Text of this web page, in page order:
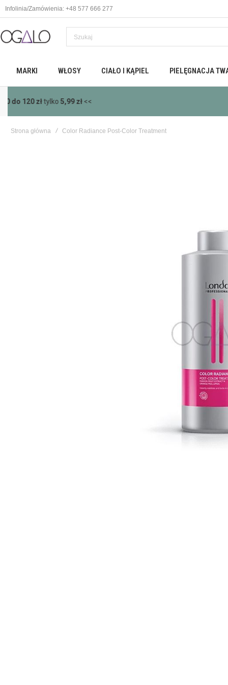
Infolinia/Zamówienia: +48 577 666 277
MARKI WŁOSY CIAŁO I KĄPIEL PIELĘGNACJA
Strona główna Color Radiance Post-Color Treatment